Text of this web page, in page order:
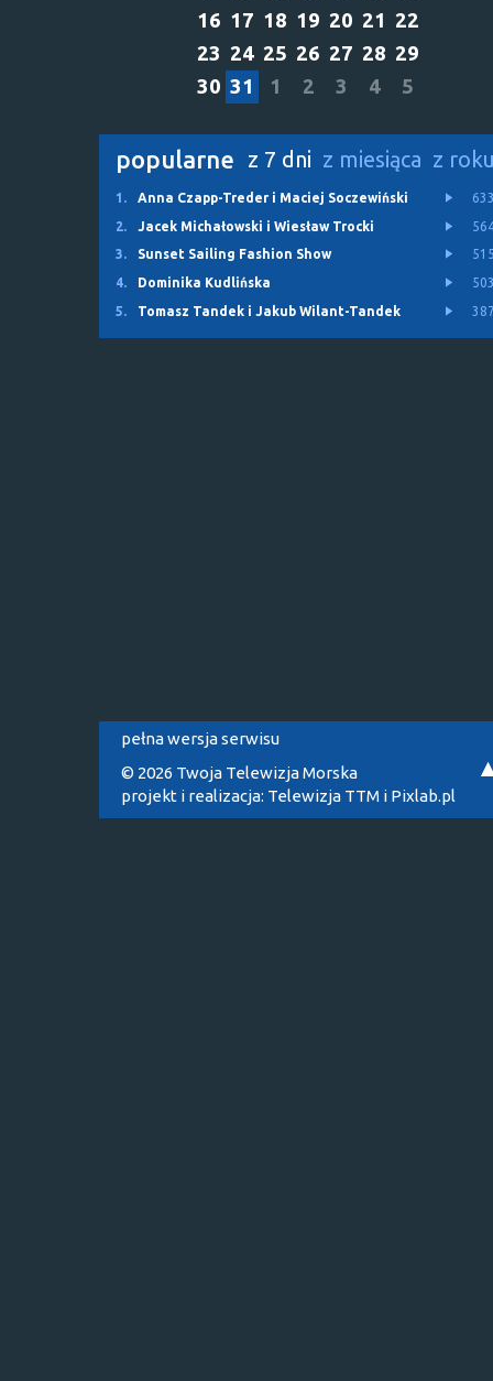
16 17 18 19 20 21 22
23 24 25 26 27 28 29
30 31 1 2 3 4 5
popularne z 7 dni z miesiąca z
1. Anna Czapp-Treder i Maciej Soczewiński
2.
Jacek Michałowski i Wiesław Trocki
3.
Sunset Sailing Fashion Show
4.
Dominika Kudlińska
5.
Tomasz Tandek i Jakub Wilant-Tandek
pełna wersja serwisu
© 2026 Twoja Telewizja Morska
projekt i realizacja: Telewizja TTM i Pixlab.pl